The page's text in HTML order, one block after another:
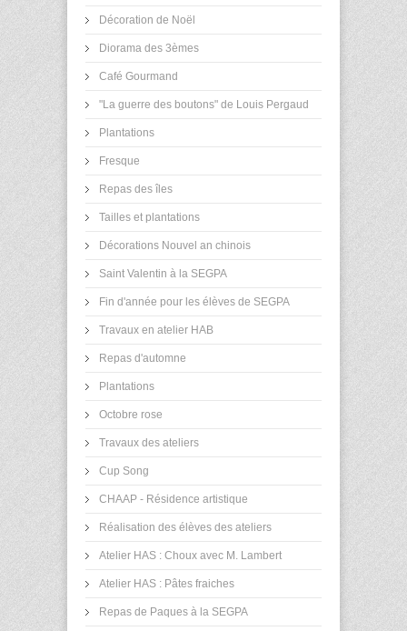
Décoration de Noël
Diorama des 3èmes
Café Gourmand
"La guerre des boutons" de Louis Pergaud
Plantations
Fresque
Repas des îles
Tailles et plantations
Décorations Nouvel an chinois
Saint Valentin à la SEGPA
Fin d'année pour les élèves de SEGPA
Travaux en atelier HAB
Repas d'automne
Plantations
Octobre rose
Travaux des ateliers
Cup Song
CHAAP - Résidence artistique
Réalisation des élèves des ateliers
Atelier HAS : Choux avec M. Lambert
Atelier HAS : Pâtes fraiches
Repas de Paques à la SEGPA